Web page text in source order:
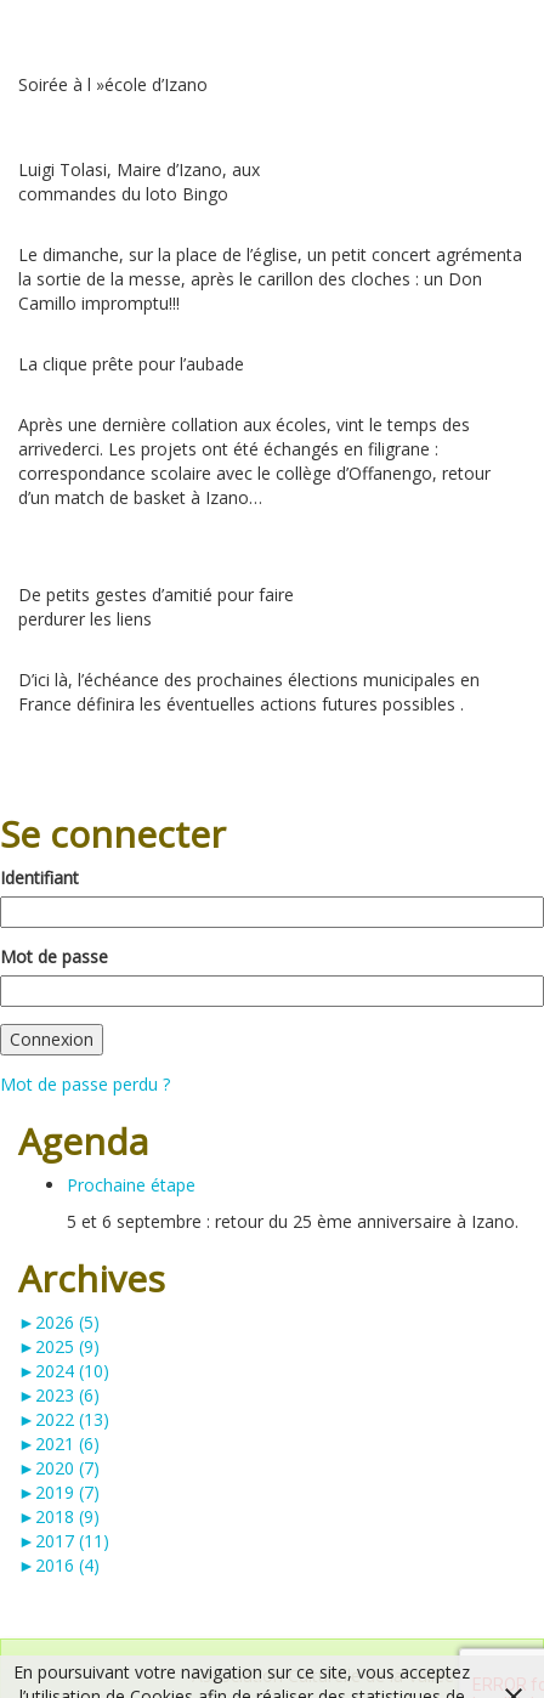
Soirée à l »école d’Izano
Luigi Tolasi, Maire d’Izano, aux
commandes du loto Bingo
Le dimanche, sur la place de l’église, un petit concert agrémenta
la sortie de la messe, après le carillon des cloches : un Don
Camillo impromptu!!!
La clique prête pour l’aubade
Après une dernière collation aux écoles, vint le temps des
arrivederci. Les projets ont été échangés en filigrane :
correspondance scolaire avec le collège d’Offanengo, retour
d’un match de basket à Izano…
De petits gestes d’amitié pour faire
perdurer les liens
D’ici là, l’échéance des prochaines élections municipales en
France définira les éventuelles actions futures possibles .
Se connecter
Identifiant
Mot de passe
Mot de passe perdu ?
Agenda
Prochaine étape
5 et 6 septembre : retour du 25 ème anniversaire à Izano.
Archives
► 2026 (5)
► 2025 (9)
► 2024 (10)
► 2023 (6)
► 2022 (13)
► 2021 (6)
► 2020 (7)
► 2019 (7)
► 2018 (9)
► 2017 (11)
► 2016 (4)
Association Culturelle de la Vallée de l’Hien
En poursuivant votre navigation sur ce site, vous acceptez